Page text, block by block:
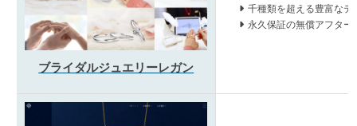
ブライダルジュエリーレガン
千種類を超える豊富なデ
永久保証の無償アフター